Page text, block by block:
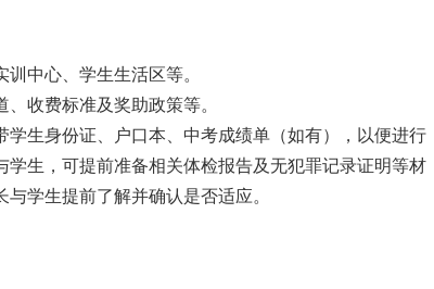
中心、学生生活区等。
收费标准及奖助政策等。
生身份证、户口本、中考成绩单（如有），以便进行
生，可提前准备相关体检报告及无犯罪记录证明等材
学生提前了解并确认是否适应。